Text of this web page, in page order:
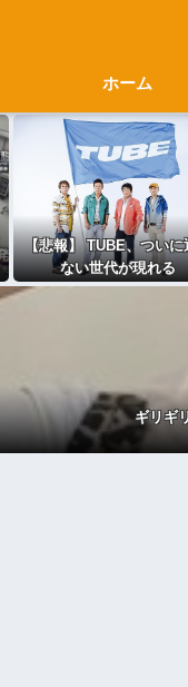
ホーム
【悲報】 TUBE、ついに
ない世代が現れる
ギリギ